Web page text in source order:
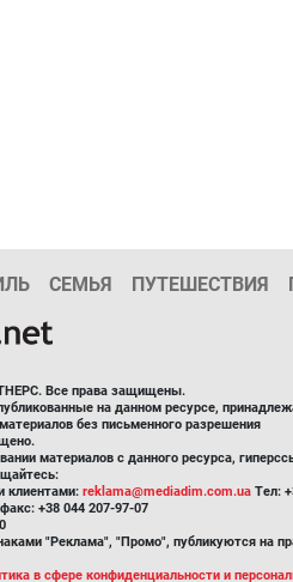
СЕМЬЯ ПУТЕШЕСТВИЯ
Все права защищены.
на данном ресурсе,
без письменного разрешения
материалов с данного ресурса,
клиентами: reklama@mediadim.com.ua Тел:
+38 044 207-97-07
"Реклама", "Промо", публикуются на
в сфере конфиденциальности и